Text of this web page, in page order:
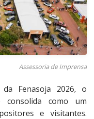
Assessoria de Imprensa
Fenasoja 2026, o
como um
e visitantes.